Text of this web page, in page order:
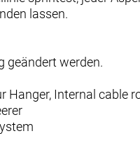
lassen.
geändert werden.
Hanger, Internal cable